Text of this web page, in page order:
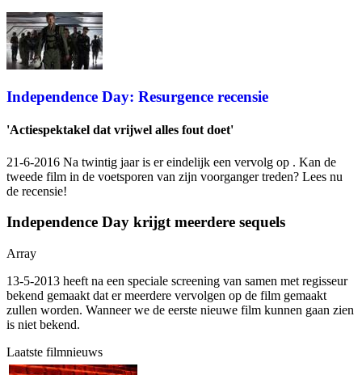
Independence Day: Resurgence recensie
'Actiespektakel dat vrijwel alles fout doet'
21-6-2016 Na twintig jaar is er eindelijk een vervolg op . Kan de
tweede film in de voetsporen van zijn voorganger treden? Lees nu
de recensie!
Independence Day krijgt meerdere sequels
Array
13-5-2013 heeft na een speciale screening van samen met regisseur
bekend gemaakt dat er meerdere vervolgen op de film gemaakt
zullen worden. Wanneer we de eerste nieuwe film kunnen gaan zien
is niet bekend.
Laatste filmnieuws